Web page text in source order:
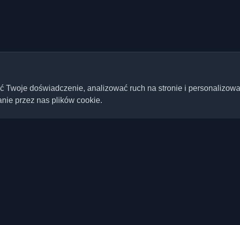
Twoje doświadczenie, analizować ruch na stronie i
przez nas plików cookie.